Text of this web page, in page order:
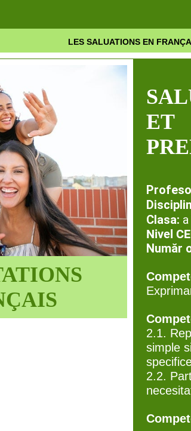
LES SALUATIONS EN
ET
Clasa:
Nivel
Număr
2.1.
simple
2.2.